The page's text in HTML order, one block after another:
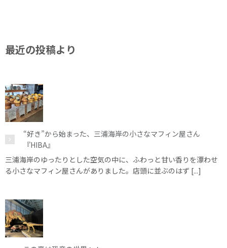
最近の投稿より
“好き”から始まった、三浦海岸の小さなマフィン屋さん
『HIBA』
三浦海岸のゆったりとした空気の中に、ふわっと甘い香りを漂わせ
る小さなマフィン屋さんがありました。店頭に並ぶのはず [...]